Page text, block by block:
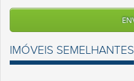
IMÓVEIS SEMELHANTES